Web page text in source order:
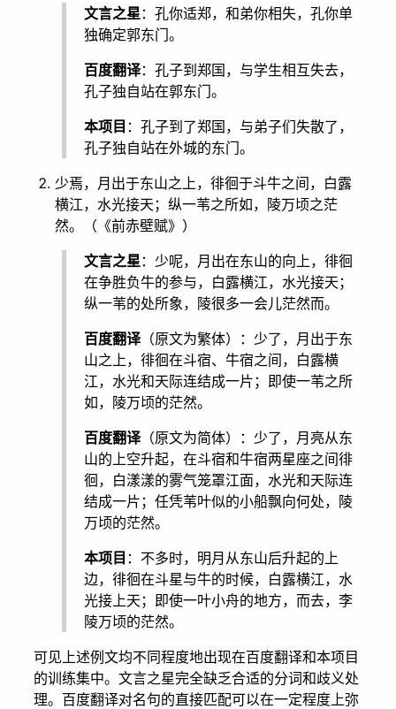
文言之星：孔你适郑，和弟你相失，孔你单
独确定郭东门。
百度翻译：孔子到郑国，与学生相互失去，
孔子独自站在郭东门。
本项目 ：孔子到了郑国，与弟子们失散了，
孔子独自站在外城的东门。
少焉，月出于东山之上，徘徊于斗牛之间，白露
横江，水光接天；纵一苇之所如，陵万顷之茫
然。（《前赤壁赋》）
文言之星：少呢，月出在东山的向上，徘徊
在争胜负牛的参与，白露横江，水光接天；
纵一苇的处所象，陵很多一会儿茫然而。
百度翻译（原文为繁体）：少了，月出于东
山之上，徘徊在斗宿、牛宿之间，白露横
江，水光和天际连结成一片；即使一苇之所
如，陵万顷的茫然。
百度翻译（原文为简体）：少了，月亮从东
山的上空升起，在斗宿和牛宿两星座之间徘
徊，白漾漾的雾气笼罩江面，水光和天际连
结成一片；任凭苇叶似的小船飘向何处，陵
万顷的茫然。
本项目 ：不多时，明月从东山后升起的上
边，徘徊在斗星与牛的时候，白露横江，水
光接上天；即使一叶小舟的地方，而去，李
陵万顷的茫然。
可见上述例文均不同程度地出现在百度翻译和本项目
的训练集中。文言之星完全缺乏合适的分词和歧义处
理。百度翻译对名句的直接匹配可以在一定程度上弥